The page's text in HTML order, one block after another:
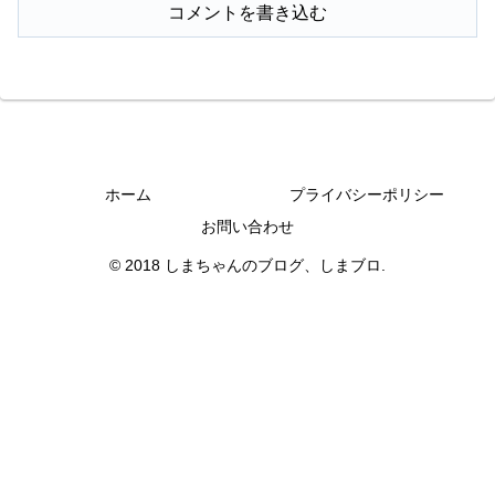
コメントを書き込む
ホーム
プライバシーポリシー
お問い合わせ
© 2018 しまちゃんのブログ、しまブロ.